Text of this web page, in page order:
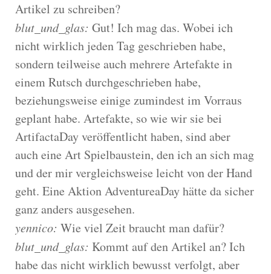
Artikel zu schreiben?
blut_und_glas: Gut! Ich mag das. Wobei ich
nicht wirklich jeden Tag geschrieben habe,
sondern teilweise auch mehrere Artefakte in
einem Rutsch durchgeschrieben habe,
beziehungsweise einige zumindest im Vorraus
geplant habe. Artefakte, so wie wir sie bei
ArtifactaDay veröffentlicht haben, sind aber
auch eine Art Spielbaustein, den ich an sich mag
und der mir vergleichsweise leicht von der Hand
geht. Eine Aktion AdventureaDay hätte da sicher
ganz anders ausgesehen.
yennico: Wie viel Zeit braucht man dafür?
blut_und_glas: Kommt auf den Artikel an? Ich
habe das nicht wirklich bewusst verfolgt, aber